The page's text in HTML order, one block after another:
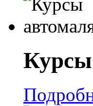
Курсы